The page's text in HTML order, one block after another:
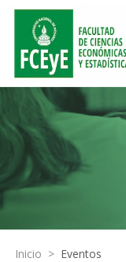
Inicio > Eventos